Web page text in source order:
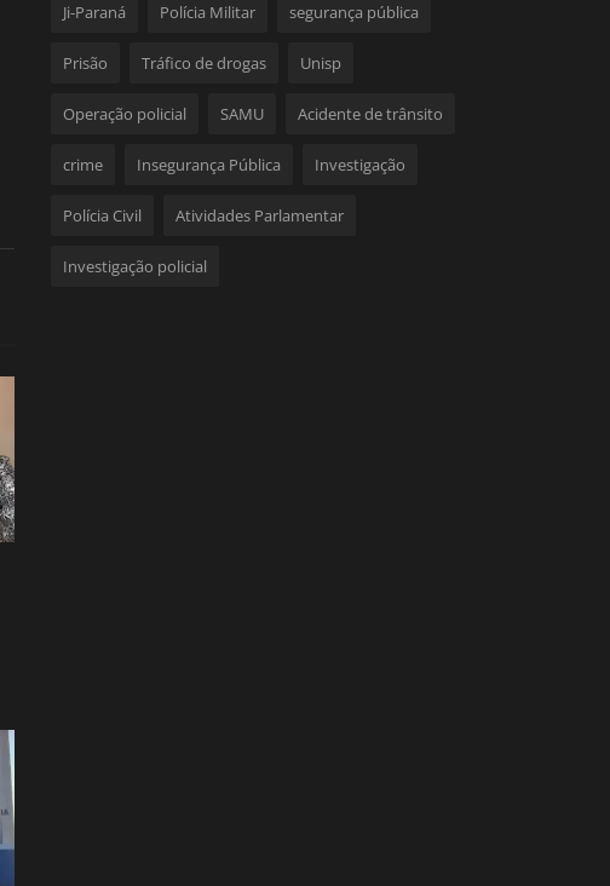
Ji-Paraná Polícia Militar segurança pública
Prisão Tráfico de drogas Unisp
Operação policial SAMU Acidente de trânsito
crime Insegurança Pública Investigação
Polícia Civil Atividades Parlamentar
Investigação policial